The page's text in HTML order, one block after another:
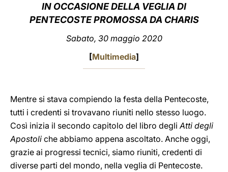
LATINE
IN OCCASIONE DELLA VEGLIA DI
PENTECOSTE PROMOSSA DA CHARIS
Sabato, 30 maggio 2020
[Multimedia]
Mentre si stava compiendo la festa della Pentecoste,
tutti i credenti si trovavano riuniti nello stesso luogo.
Così inizia il secondo capitolo del libro degliAtti degli
Apostoli che abbiamo appena ascoltato. Anche oggi,
grazie ai progressi tecnici, siamo riuniti, credenti di
diverse parti del mondo, nella veglia di Pentecoste.